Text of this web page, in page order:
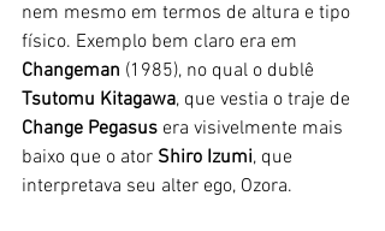
nem mesmo em termos de altura e tipo
físico. Exemplo bem claro era em
Changeman (1985), no qual o dublê
Tsutomu Kitagawa, que vestia o traje de
Change Pegasus era visivelmente mais
baixo que o ator Shiro Izumi, que
interpretava seu alter ego, Ozora.